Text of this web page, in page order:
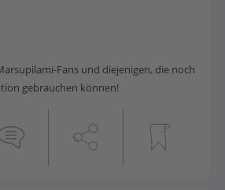
Fans und diejenigen, die noch
gebrauchen können!